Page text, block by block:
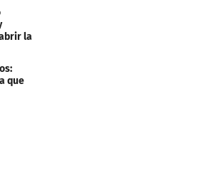
la
que